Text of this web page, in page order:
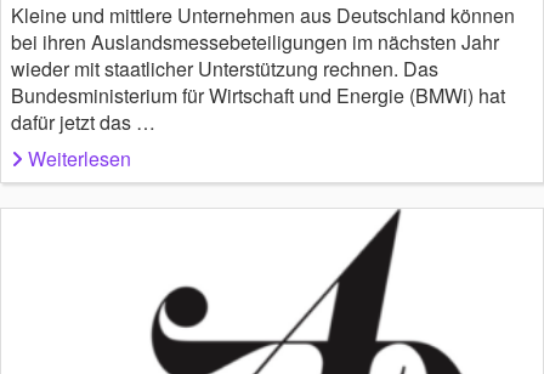
Kleine und mittlere Unternehmen aus Deutschland können
bei ihren Auslandsmessebeteiligungen im nächsten Jahr
wieder mit staatlicher Unterstützung rechnen. Das
Bundesministerium für Wirtschaft und Energie (BMWi) hat
dafür jetzt das …
Weiterlesen